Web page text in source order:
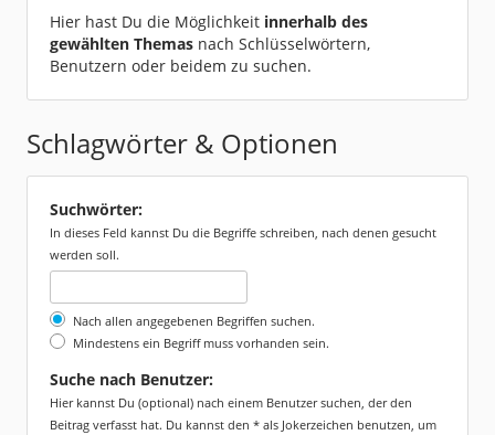
Hier hast Du die Möglichkeit innerhalb des
gewählten Themas nach Schlüsselwörtern,
Benutzern oder beidem zu suchen.
Schlagwörter & Optionen
Suchwörter:
In dieses Feld kannst Du die Begriffe schreiben, nach denen gesucht
werden soll.
Nach allen angegebenen Begriffen suchen.
Mindestens ein Begriff muss vorhanden sein.
Suche nach Benutzer:
Hier kannst Du (optional) nach einem Benutzer suchen, der den
Beitrag verfasst hat. Du kannst den * als Jokerzeichen benutzen, um